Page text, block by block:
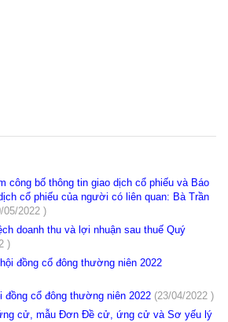
công bố thông tin giao dịch cổ phiếu và Báo
cổ phiếu của người có liên quan: Bà Trần
05/2022 )
doanh thu và lợi nhuận sau thuế Quý
)
đồng cổ đông thường niên 2022
đồng cổ đông thường niên 2022 (23/04/2022 )
cử, mẫu Đơn Đề cử, ứng cử và Sơ yếu lý